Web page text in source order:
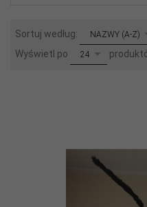
Sortuj według: sortNAZWY (A-Z)
Wyświetl po pop24